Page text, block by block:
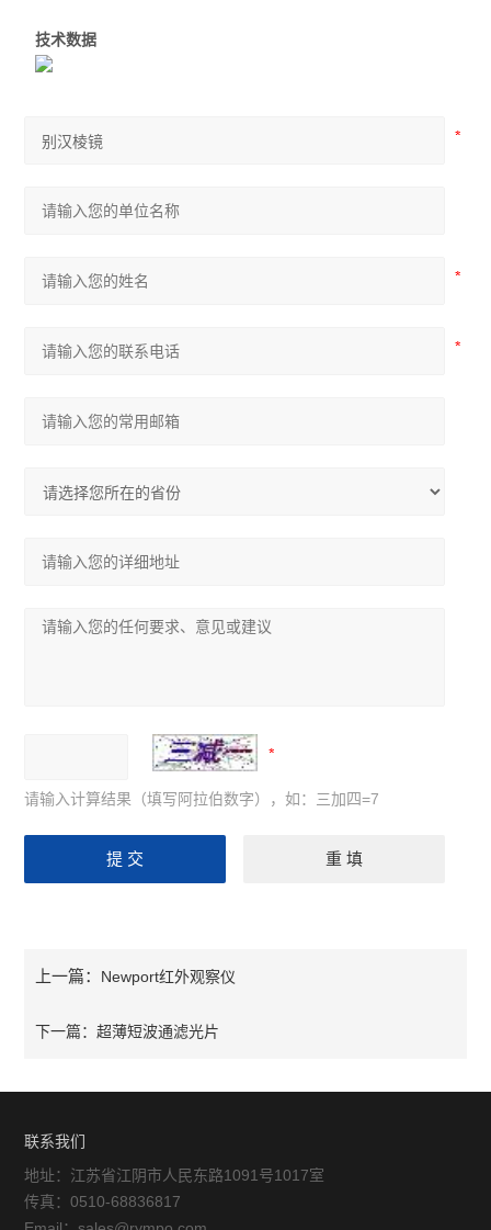
技术数据
请输入计算结果（填写阿拉伯数字），如：三加四=7
上一篇： Newport红外观察仪
下一篇：超薄短波通滤光片
联系我们
地址：江苏省江阴市人民东路1091号1017室
传真：0510-68836817